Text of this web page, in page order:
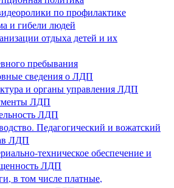
по профилактике
и гибели людей
отдыха детей и их
пребывания
сведения о ЛДП
и органы управления ЛДП
ЛДП
ЛДП
Педагогический и вожатский
ЛДП
техническое обеспечение и
ЛДП
в том числе платные,